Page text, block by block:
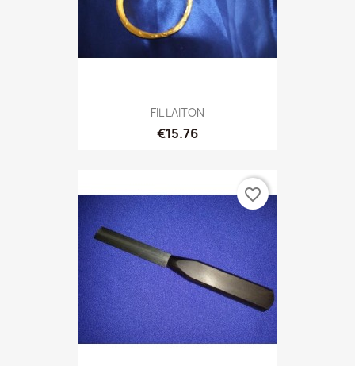
FIL LAITON
€15.76
favorite_border